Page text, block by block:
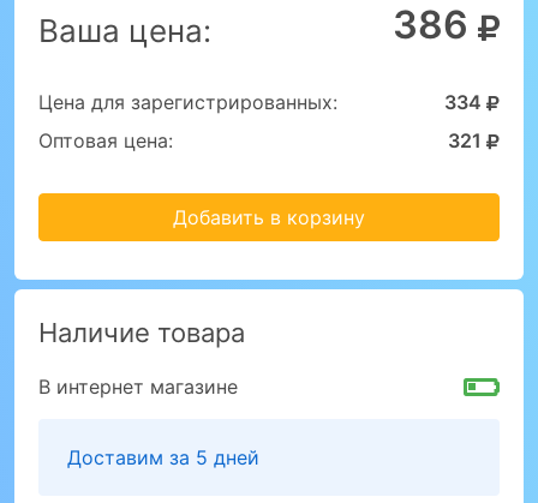
Ваша цена: 386
Цена для зарегистрированных:
334
Оптовая цена:
321
Добавить в корзину
Наличие товара
В интернет магазине
Доставим за 5 дней